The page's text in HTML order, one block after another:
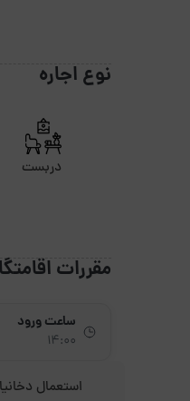
نوع اجاره
دربست
مقررات
ساعت ورود
14:00
استعمال